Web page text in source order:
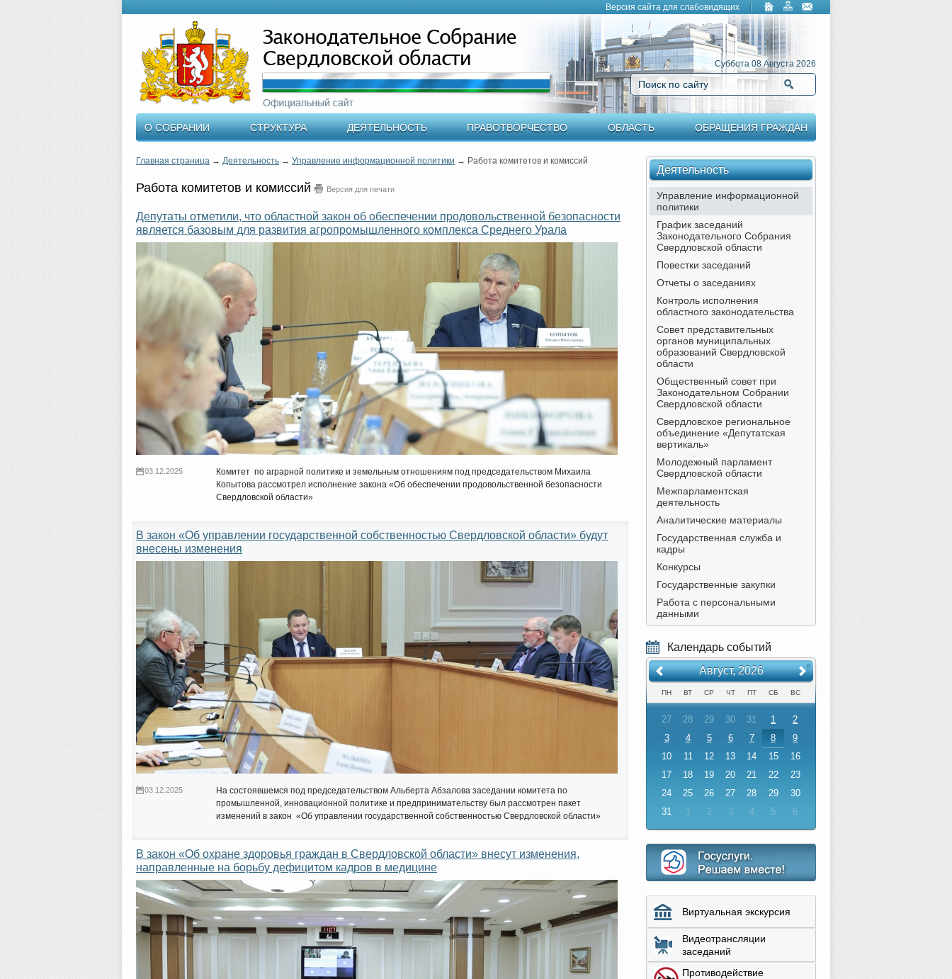
Версия сайта для слабовидящих
Суббота 08 Августа 2026
Поиск по сайту
О СОБРАНИИ СТРУКТУРА ДЕЯТЕЛЬНОСТЬ ПРАВОТВОРЧЕСТВО ОБЛАСТЬ ОБРАЩЕНИЯ ГРАЖДАН
Главная страница → Деятельность → Управление информационной политики → Работа комитетов и комиссий
Работа комитетов и комиссий Версия для печати
Депутаты отметили, что областной закон об обеспечении продовольственной безопасности
является базовым для развития агропромышленного комплекса Среднего Урала
03.12.2025
Комитет по аграрной политике и земельным отношениям под председательством Михаила
Копытова рассмотрел исполнение закона «Об обеспечении продовольственной безопасности
Свердловской области»
В закон «Об управлении государственной собственностью Свердловской области» будут
внесены изменения
03.12.2025
На состоявшемся под председательством Альберта Абзалова заседании комитета по
промышленной, инновационной политике и предпринимательству был рассмотрен пакет
изменений в закон «Об управлении государственной собственностью Свердловской области»
В закон «Об охране здоровья граждан в Свердловской области» внесут изменения,
направленные на борьбу дефицитом кадров в медицине
Деятельность
Управление информационной
политики
График заседаний
Законодательного Собрания
Свердловской области
Повестки заседаний
Отчеты о заседаниях
Контроль исполнения
областного законодательства
Совет представительных
органов муниципальных
образований Свердловской
области
Общественный совет при
Законодательном Собрании
Свердловской области
Свердловское региональное
объединение «Депутатская
вертикаль»
Молодежный парламент
Свердловской области
Межпарламентская
деятельность
Аналитические материалы
Государственная служба и
кадры
Конкурсы
Государственные закупки
Работа с персональными
данными
Календарь событий
Август, 2026 »
ПН ВТ СР ЧТ ПТ СБ ВС
27 28 29 30 31 1
2
3
4 5 6 7 8
9
10
11 12 13 14 15
16
17
18 19 20 21 22
23
24
25 26 27 28 29
30
31
1 2 3 4 5 6
Виртуальная экскурсия
Видеотрансляции
заседаний
Противодействие